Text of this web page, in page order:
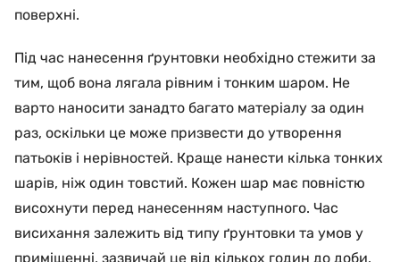
поверхні.
Під час нанесення ґрунтовки необхідно стежити за
тим, щоб вона лягала рівним і тонким шаром. Не
варто наносити занадто багато матеріалу за один
раз, оскільки це може призвести до утворення
патьоків і нерівностей. Краще нанести кілька тонких
шарів, ніж один товстий. Кожен шар має повністю
висохнути перед нанесенням наступного. Час
висихання залежить від типу ґрунтовки та умов у
приміщенні, зазвичай це від кількох годин до доби.